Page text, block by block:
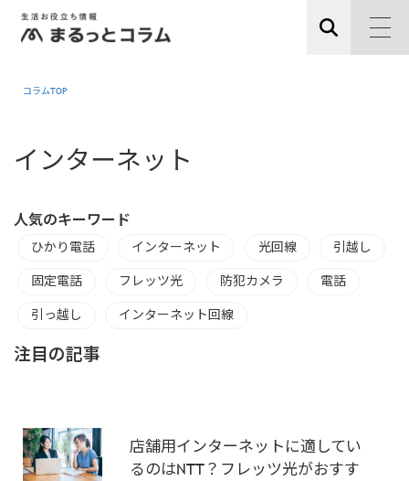
コラムTOP
インターネット
人気のキーワード
ひかり電話 インターネット 光回線 引越し
固定電話 フレッツ光 防犯カメラ 電話
引っ越し インターネット回線
注目の記事
店舗用インターネットに適してい
るのはNTT？フレッツ光がおすす